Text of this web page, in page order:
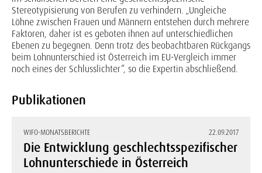
Stereotypisierung von Berufen zu verhindern. „Ungleiche
Löhne zwischen Frauen und Männern entstehen durch mehrere
Faktoren, daher ist es geboten ihnen auf unterschiedlichen
Ebenen zu begegnen. Denn trotz des beobachtbaren Rückgangs
beim Lohnunterschied ist Österreich im EU-Vergleich immer
noch eines der Schlusslichter“, so die Expertin abschließend.
Publikationen
WIFO-MONATSBERICHTE 22.09.2017
Die Entwicklung geschlechtsspezifischer
Lohnunterschiede in Österreich